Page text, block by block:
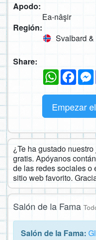
Apodo:
Ea-nâşir
Región:
Svalbard
Share:
WhatsApp
Empezar
¿Te ha gustado
gratis. Apóyanos
de las redes sociales o
sitio web favorito.
Salón de la Fama
Salón de la Fama: